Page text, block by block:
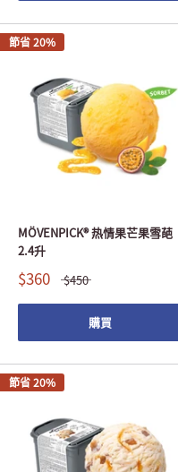
節省 20%
MÖVENPICK® 热情果芒果雪葩
2.4升
$360 $450
購買
節省 20%